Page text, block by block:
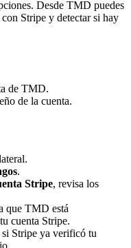
Desde TMD puedes
Stripe y detectar si hay
de TMD.
de la cuenta.
.
Stripe, revisa los
que TMD está
cuenta Stripe.
Stripe ya verificó tu